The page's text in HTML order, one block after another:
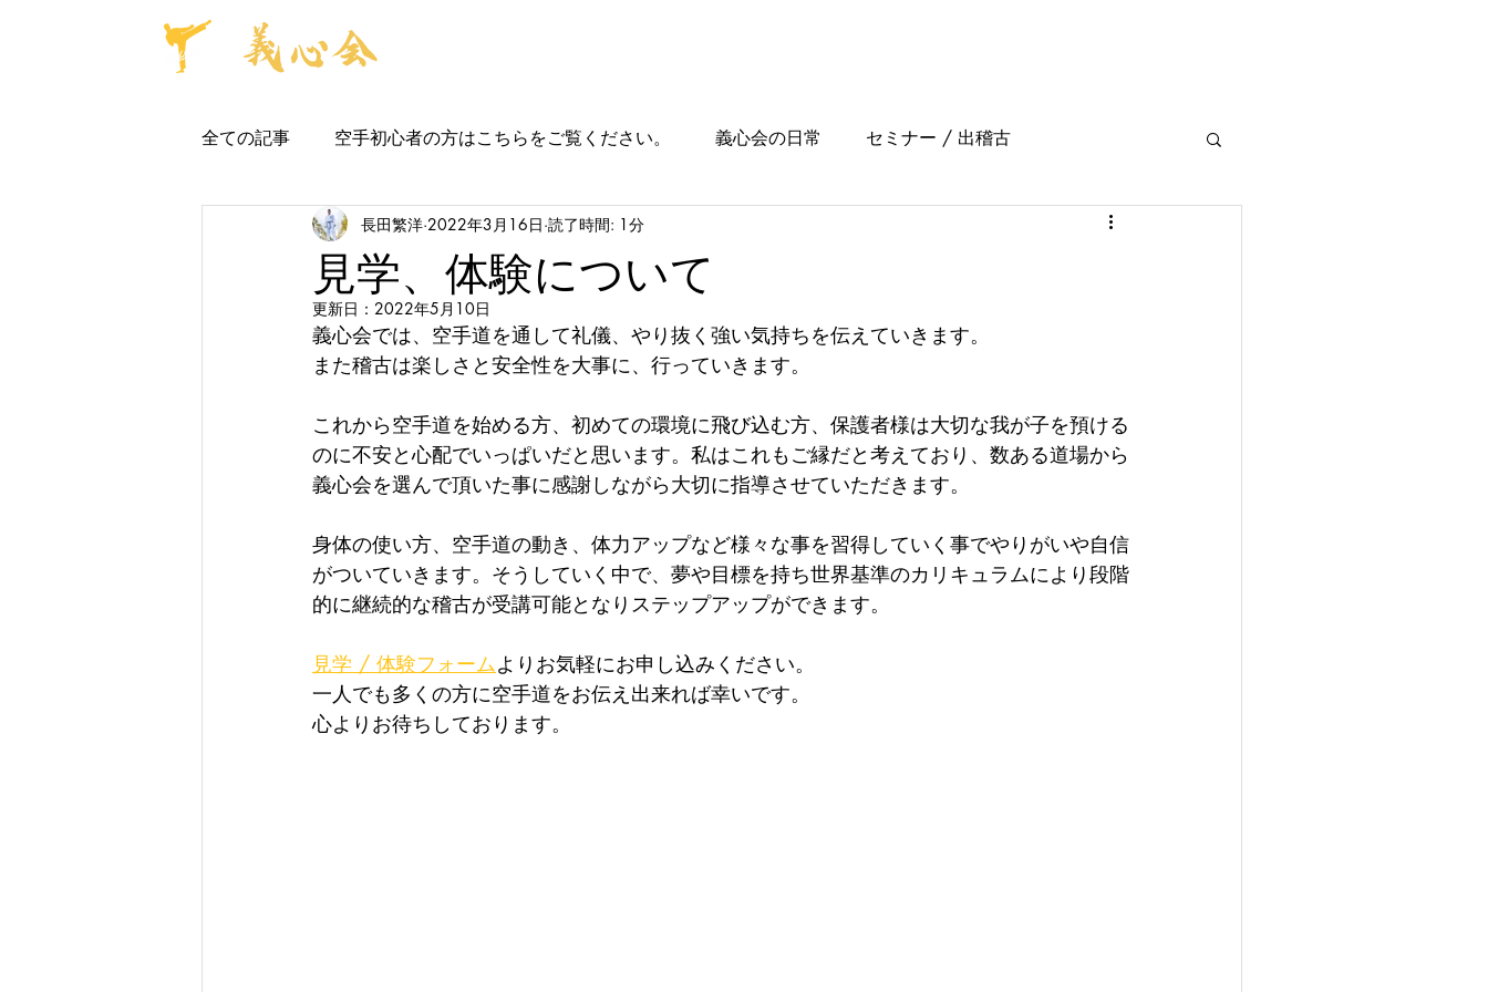
全ての記事 空手初心者の方はこちらをご覧ください。 義心会の日常 セミナー / 出稽古
保育園・幼稚園空手教室 フェスタ・地域交流
パーソナルレッスン 道場チラシ
見学、体験について
長田繁洋 2022年3月16日 読了時間: 1分
更新日： 2022年5月10日
義心会では、空手道を通して礼儀、やり抜く強い気持ちを伝えていきます。
また稽古は楽しさと安全性を大事に、行っていきます。
これから空手道を始める方、初めての環境に飛び込む方、保護者様は大切な我が子を預ける
のに不安と心配でいっぱいだと思います。私はこれもご縁だと考えており、数ある道場から
義心会を選んで頂いた事に感謝しながら大切に指導させていただきます。
身体の使い方、空手道の動き、体力アップなど様々な事を習得していく事でやりがいや自信
がついていきます。そうしていく中で、夢や目標を持ち世界基準のカリキュラムにより段階
的に継続的な稽古が受講可能となりステップアップができます。
見学 / 体験フォームよりお気軽にお申し込みください。
一人でも多くの方に空手道をお伝え出来れば幸いです。
心よりお待ちしております。